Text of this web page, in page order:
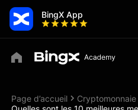
BingX App
Page d’accueil
Cryptomonnaie